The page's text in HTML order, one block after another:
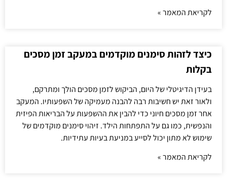
לקריאת המאמר »
כיצד לזהות סימנים מוקדמים במעקב זמן מסכים
בקלות
בעידן הדיגיטלי של היום, הביקוש לזמן מסכים הולך ומתרקם,
ולאור זאת יש חשיבות רבה להבנה מעמיקה של השפעותיו. המעקב
אחר זמן מסכים חיוני כדי להבין את ההשפעות על הבריאות הפיזית
והנפשית, כמו גם על התפתחות הילד. זיהוי סימנים מוקדמים של
שימוש לא מתון יכול לסייע במניעת בעיות עתידיות.
לקריאת המאמר »